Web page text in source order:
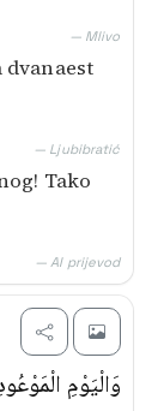
— Mlivo
— Ljubibratić
Tako
— AI prijevod
وَالْيَوْمِ